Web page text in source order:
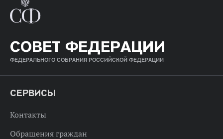
СОВЕТ ФЕДЕРАЦИИ
ФЕДЕРАЛЬНОГО СОБРАНИЯ РОССИЙСКОЙ ФЕДЕРАЦИИ
СЕРВИСЫ
Контакты
Обращения граждан